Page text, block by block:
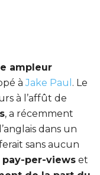
ampleur
àJake Paul . Le
à l’affût de
, a récemment
dans un
sans aucun
per-views et